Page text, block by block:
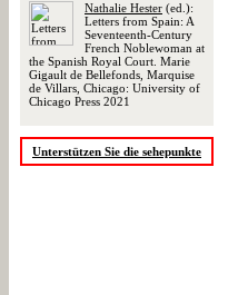
Nathalie Hester (ed.):
Letters from Spain: A
Seventeenth-Century
French Noblewoman at
the Spanish Royal Court. Marie
Gigault de Bellefonds, Marquise
de Villars, Chicago: University of
Chicago Press 2021
Unterstützen Sie die sehepunkte